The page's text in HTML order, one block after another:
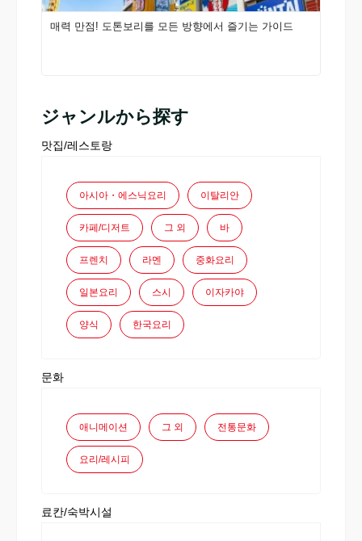
매력 만점! 도톤보리를 모든 방향에서 즐기는 가이드
ジャンルから探す
맛집/레스토랑
아시아・에스닉요리 이탈리안
카페/디저트 그 외 바
프렌치 라멘 중화요리
일본요리 스시 이자카야
양식 한국요리
문화
애니메이션 그 외 전통문화
요리/레시피
료칸/숙박시설